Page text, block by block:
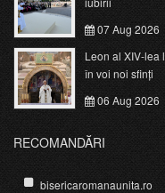
07 Aug 2026
Leon al XIV-lea
în voi noi sfinți
06 Aug 2026
RECOMANDĂRI
bisericaromanaunita.ro